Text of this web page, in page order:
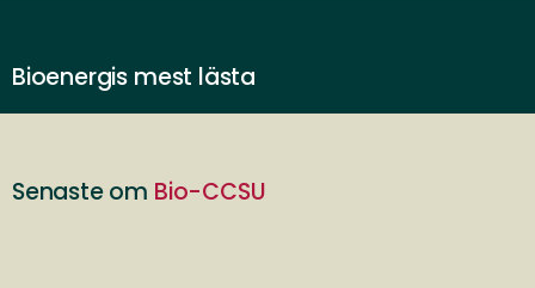
Bioenergis mest lästa
Senaste om Bio-CCSU